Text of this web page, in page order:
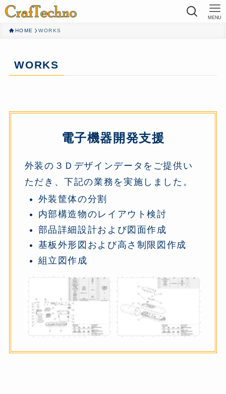
MENU
HOME WORKS
WORKS
電子機器開発支援
外装の３Ｄデザインデータをご提供い
ただき、下記の業務を実施しました。
外装筐体の分割
内部構造物のレイアウト検討
部品詳細設計および図面作成
基板外形図および高さ制限図作成
組立図作成